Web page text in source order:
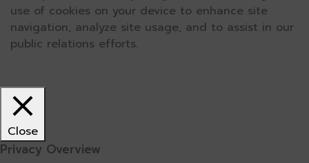
use of cookies on your device to enhance site
navigation, analyze site usage, and to assist in our
public relations efforts.
Close
Privacy Overview